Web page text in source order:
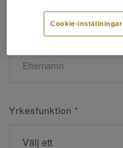
Efternamn*
Yrkesfunktion *
Cookie-inställningar